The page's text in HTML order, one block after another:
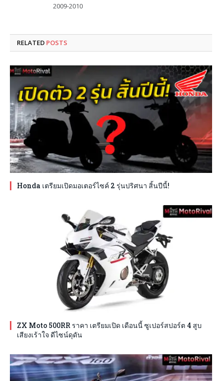
2009-2010
RELATED POSTS
Honda เตรียมเปิดมอเตอร์ไซค์ 2 รุ่นปริศนา สิ้นปีนี้!
ZX Moto 500RR ราคา เตรียมเปิด เดือนนี้ ซูเปอร์สปอร์ต 4 สูบ
เสียงเร้าใจ ดีไซน์ดุดัน